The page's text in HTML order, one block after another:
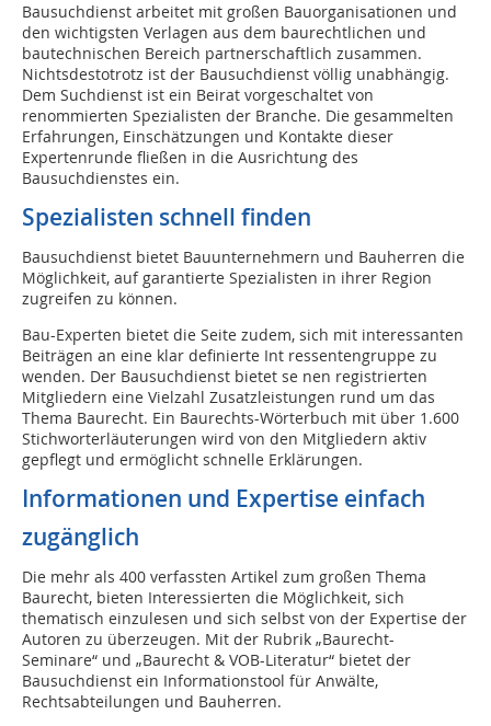
Bausuchdienst arbeitet mit großen Bauorganisationen und
den wichtigsten Verlagen aus dem baurechtlichen und
bautechnischen Bereich partnerschaftlich zusammen.
Nichtsdestotrotz ist der Bausuchdienst völlig unabhängig.
Dem Suchdienst ist ein Beirat vorgeschaltet von
renommierten Spezialisten der Branche. Die gesammelten
Erfahrungen, Einschätzungen und Kontakte dieser
Expertenrunde fließen in die Ausrichtung des
Bausuchdienstes ein.
Spezialisten schnell finden
Bausuchdienst bietet Bauunternehmern und Bauherren die
Möglichkeit, auf garantierte Spezialisten in ihrer Region
zugreifen zu können.
Bau-Experten bietet die Seite zudem, sich mit interessanten
Beiträgen an eine klar definierte Int ressentengruppe zu
wenden. Der Bausuchdienst bietet se nen registrierten
Mitgliedern eine Vielzahl Zusatzleistungen rund um das
Thema Baurecht. Ein Baurechts-Wörterbuch mit über 1.600
Stichworterläuterungen wird von den Mitgliedern aktiv
gepflegt und ermöglicht schnelle Erklärungen.
Informationen und Expertise einfach
zugänglich
Die mehr als 400 verfassten Artikel zum großen Thema
Baurecht, bieten Interessierten die Möglichkeit, sich
thematisch einzulesen und sich selbst von der Expertise der
Autoren zu überzeugen. Mit der Rubrik „Baurecht-
Seminare“ und „Baurecht & VOB-Literatur“ bietet der
Bausuchdienst ein Informationstool für Anwälte,
Rechtsabteilungen und Bauherren.